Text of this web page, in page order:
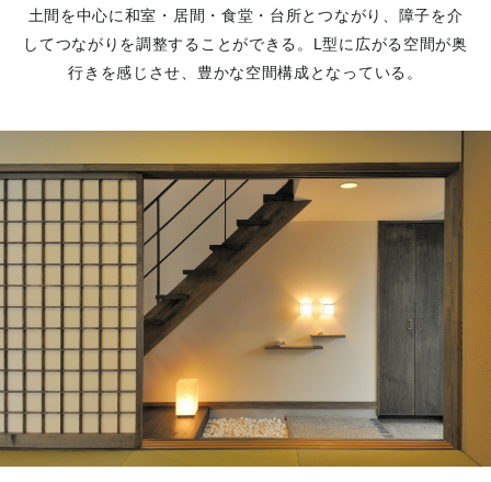
土間を中心に和室・居間・食堂・台所とつながり、障子を介
してつながりを調整することができる。L型に広がる空間が奥
行きを感じさせ、豊かな空間構成となっている。